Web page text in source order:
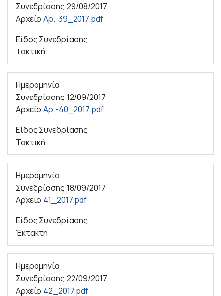
Συνεδρίασης 29/08/2017
Αρχείο Αρ.-39_2017.pdf
Είδος Συνεδρίασης
Τακτική
Ημερομηνία
Συνεδρίασης 12/09/2017
Αρχείο Αρ.-40_2017.pdf
Είδος Συνεδρίασης
Τακτική
Ημερομηνία
Συνεδρίασης 18/09/2017
Αρχείο 41_2017.pdf
Είδος Συνεδρίασης
Έκτακτη
Ημερομηνία
Συνεδρίασης 22/09/2017
Αρχείο 42_2017.pdf